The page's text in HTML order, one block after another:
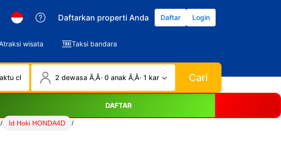
Daftarkan properti Anda Daftar Login
wisata Taksi bandara
check-out 2 dewasa Ã‚Â· 0 anak Ã‚Â· 1 kamar Cari
DAFTAR
/ Id Hoki HONDA4D
/